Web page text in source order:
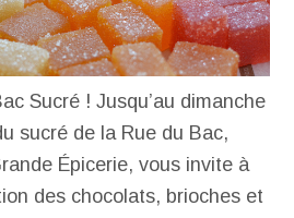
Sucré ! Jusqu’au dimanche
sucré de la Rue du Bac,
Épicerie, vous invite à
des chocolats, brioches et